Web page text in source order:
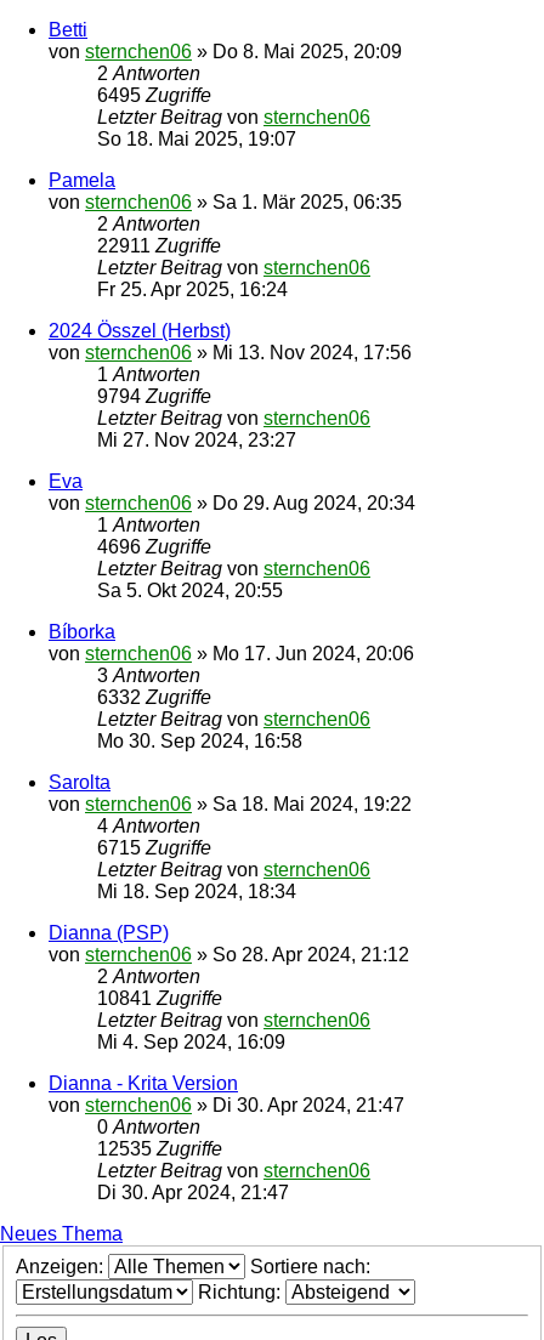
Betti
von sternchen06 » Do 8. Mai 2025, 20:09
2 Antworten
6495 Zugriffe
Letzter Beitrag von sternchen06
So 18. Mai 2025, 19:07
Pamela
von sternchen06 » Sa 1. Mär 2025, 06:35
2 Antworten
22911 Zugriffe
Letzter Beitrag von sternchen06
Fr 25. Apr 2025, 16:24
2024 Összel (Herbst)
von sternchen06 » Mi 13. Nov 2024, 17:56
1 Antworten
9794 Zugriffe
Letzter Beitrag von sternchen06
Mi 27. Nov 2024, 23:27
Eva
von sternchen06 » Do 29. Aug 2024, 20:34
1 Antworten
4696 Zugriffe
Letzter Beitrag von sternchen06
Sa 5. Okt 2024, 20:55
Bíborka
von sternchen06 » Mo 17. Jun 2024, 20:06
3 Antworten
6332 Zugriffe
Letzter Beitrag von sternchen06
Mo 30. Sep 2024, 16:58
Sarolta
von sternchen06 » Sa 18. Mai 2024, 19:22
4 Antworten
6715 Zugriffe
Letzter Beitrag von sternchen06
Mi 18. Sep 2024, 18:34
Dianna (PSP)
von sternchen06 » So 28. Apr 2024, 21:12
2 Antworten
10841 Zugriffe
Letzter Beitrag von sternchen06
Mi 4. Sep 2024, 16:09
Dianna - Krita Version
von sternchen06 » Di 30. Apr 2024, 21:47
0 Antworten
12535 Zugriffe
Letzter Beitrag von sternchen06
Di 30. Apr 2024, 21:47
Neues Thema
Anzeigen:
Sortiere nach:
Richtung: